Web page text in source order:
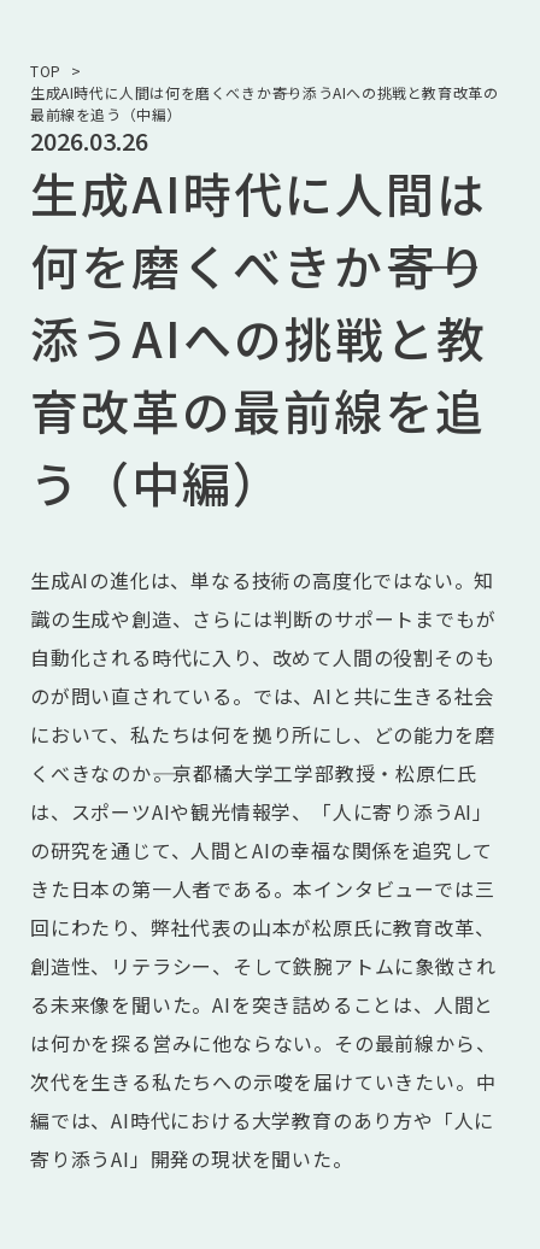
TOP
生成AI時代に人間は何を磨くべきか――寄り添うAIへの挑戦と教育改革の
最前線を追う（中編）
2026.03.26
生成AI時代に人間は
何を磨くべきか――寄り
添うAIへの挑戦と教
育改革の最前線を追
う（中編）
生成AIの進化は、単なる技術の高度化ではない。知
識の生成や創造、さらには判断のサポートまでもが
自動化される時代に入り、改めて人間の役割そのも
のが問い直されている。では、AIと共に生きる社会
において、私たちは何を拠り所にし、どの能力を磨
くべきなのか――。京都橘大学工学部教授・松原仁氏
は、スポーツAIや観光情報学、「人に寄り添うAI」
の研究を通じて、人間とAIの幸福な関係を追究して
きた日本の第一人者である。本インタビューでは三
回にわたり、弊社代表の山本が松原氏に教育改革、
創造性、リテラシー、そして鉄腕アトムに象徴され
る未来像を聞いた。AIを突き詰めることは、人間と
は何かを探る営みに他ならない。その最前線から、
次代を生きる私たちへの示唆を届けていきたい。中
編では、AI時代における大学教育のあり方や「人に
寄り添うAI」開発の現状を聞いた。